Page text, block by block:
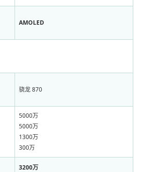
AMOLED
骁龙 870
5000万
5000万
1300万
300万
3200万